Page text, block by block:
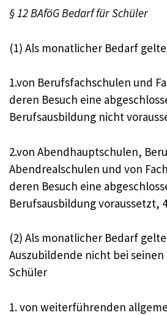
§ 12 BAföG Bedarf für Schüler
(1) Als monatlicher Bedarf
1.von Berufsfachschulen und
deren Besuch eine
Berufsausbildung nicht
2.von Abendhauptschulen,
Abendrealschulen und von
deren Besuch eine
Berufsausbildung voraussetzt,
(2) Als monatlicher Bedarf
Auszubildende nicht bei
Schüler
1. von weiterführenden